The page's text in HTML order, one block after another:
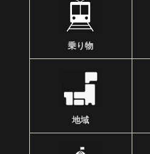
乗り物
地域